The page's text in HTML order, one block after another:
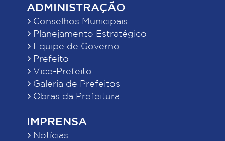
ADMINISTRAÇÃO
Conselhos Municipais
Planejamento Estratégico
Equipe de Governo
Prefeito
Vice-Prefeito
Galeria de Prefeitos
Obras da Prefeitura
IMPRENSA
Notícias